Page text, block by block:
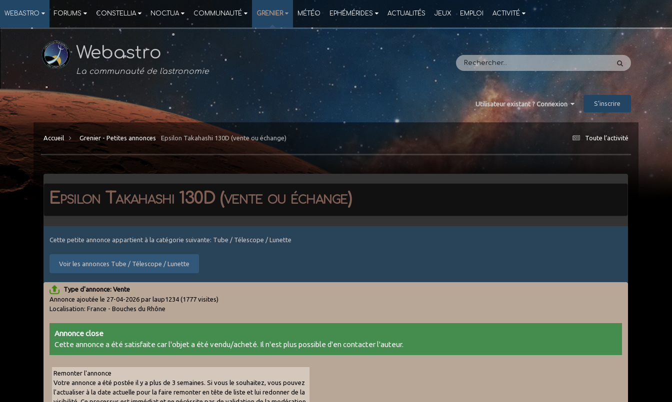
WEBASTRO FORUMS CONSTELLIA NOCTUA COMMUNAUTÉ GRENIER MÉTÉO EPHÉMÉRIDES ACTUALITÉS JEUX EMPLOI ACTIVITÉ
Webastro
La communauté de l'astronomie
Utilisateur existant ? Connexion S’inscrire
Toute l’activité
Accueil Grenier - Petites annonces Epsilon Takahashi 130D (vente ou échange)
Epsilon Takahashi 130D (vente ou échange)
Cette petite annonce appartient à la catégorie suivante: Tube / Télescope / Lunette
Voir les annonces Tube / Télescope / Lunette
Type d'annonce: Vente
Annonce ajoutée le 27-04-2026 par laup1234(1777 visites)
Localisation: France - Bouches du Rhône
Annonce close
Cette annonce a été satisfaite car l'objet a été vendu/acheté. Il n'est plus possible d'en contacter l'auteur.
Remonter l'annonce
Votre annonce a été postée il y a plus de 3 semaines. Si vous le souhaitez, vous pouvez
l'actualiser à la date actuelle pour la faire remonter en tête de liste et lui redonner de la